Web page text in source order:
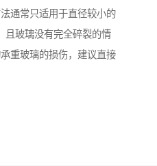
通常只适用于直径较小的
且玻璃没有完全碎裂的情
重玻璃的损伤，建议直接